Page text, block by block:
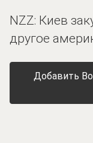
NZZ: Киев
другое
Добавить